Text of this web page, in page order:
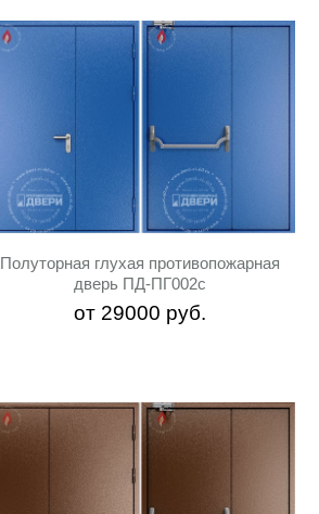
Полуторная глухая противопожарная
дверь ПД-ПГ002c
от 29000 руб.